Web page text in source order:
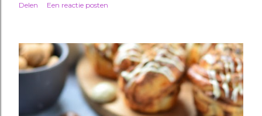
Delen Een reactie posten